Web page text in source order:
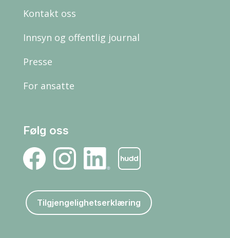
Kontakt oss
Innsyn og offentlig journal
Presse
For ansatte
Følg oss
Tilgjengelighetserklæring